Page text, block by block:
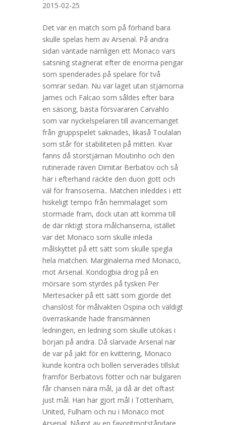
2015-02-25
Det var en match som på förhand bara
skulle spelas hem av Arsenal. På andra
sidan väntade nämligen ett Monaco vars
satsning stagnerat efter de enorma pengar
som spenderades på spelare för två
somrar sedan. Nu var laget utan stjärnorna
James och Falcao som såldes efter bara
en säsong, bästa försvararen Carvahlo
som var nyckelspelaren till avancemanget
från gruppspelet saknades, likaså Toulalan
som står för stabiliteten på mitten. Kvar
fanns då storstjärnan Moutinho och den
rutinerade räven Dimitar Berbatov och så
här i efterhand räckte den duon gott och
väl för fransoserna.. Matchen inleddes i ett
hiskeligt tempo från hemmalaget som
stormade fram, dock utan att komma till
de där riktigt stora målchanserna, istället
var det Monaco som skulle inleda
målskyttet på ett sätt som skulle spegla
hela matchen. Marginalerna med Monaco,
mot Arsenal. Kondogbia drog på en
mörsare som styrdes på tysken Per
Mertesacker på ett sätt som gjorde det
chanslöst för målvakten Ospina och väldigt
överraskande hade fransmännen
ledningen, en ledning som skulle utökas i
början på andra. Då slarvade Arsenal när
de var på jakt för en kvittering, Monaco
kunde kontra och bollen serverades tillslut
framför Berbatovs fötter och när bulgaren
får chansen nära mål, ja då är det oftast
just mål. Han har gjort mål i Tottenham,
United, Fulham och nu i Monaco mot